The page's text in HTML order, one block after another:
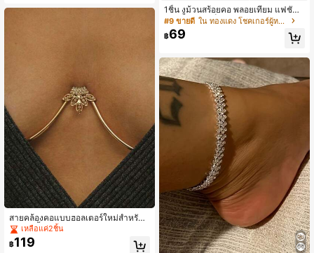
เหลือแค่4ชิ้น
สายคล้องคอแบบฮอลเตอร์ใหม่สำหรับง
านปาร์ตี้ตอนกลางคืน พร้อมการสนับสนุ
นหน้าอกแบบใบไม้ เซ็กซี่ โซ่หน้าอกแฟ
ชั่นสำหรับไนท์คลับ โซ่ร่างกายประดับเ
เหลือแค่2ชิ้น
฿119
1ชิ้น งูม้วนสร้อยคอ พลอยเทียม แฟชั่นท
องแดงลวดเหล็ก Choker สำหรับงานป
าร์ตี้หรือวันหยุด
#9 ขายดี ใน ทองแดง โชคเกอร์ผู้หญิง
฿69